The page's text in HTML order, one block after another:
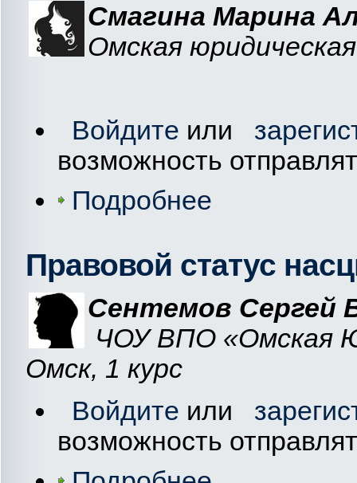
Смагина Марина
Омская
Войдите или
возможность
Подробнее
Правовой статус
Сентемов Сергей
ЧОУ ВПО «Омская
Омск, 1 курс
Войдите или
возможность